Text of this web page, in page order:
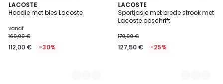
LACOSTE
Hoodie met bies Lacoste
vanaf
160,00 €
112,00 € -30%
2
Kleuren
LACOSTE
Sportjasje met brede strook met
Lacoste opschrift
170,00 €
127,50 € -25%
2
Kleuren